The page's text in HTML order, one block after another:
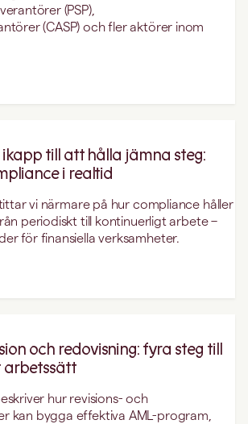
(PSP),
(CASP) och fler aktörer inom
till att hålla jämna steg:
i realtid
vi närmare på hur compliance håller
periodiskt till kontinuerligt arbete –
för finansiella verksamheter.
och redovisning: fyra steg till
arbetssätt
hur revisions- och
kan bygga effektiva AML-program,